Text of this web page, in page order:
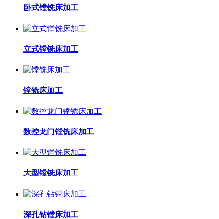
卧式镗铣床加工
立式镗铣床加工
镗铣床加工
数控龙门镗铣床加工
大型镗铣床加工
深孔钻镗床加工